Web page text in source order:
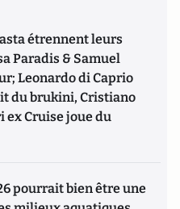
étrennent leurs
Paradis & Samuel
Leonardo di Caprio
du brukini, Cristiano
ex Cruise joue du
pourrait bien être une